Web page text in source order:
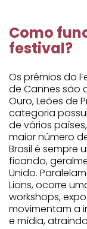
Como
festival?
Os prêmios do
de Cannes são
Ouro, Leões de
categoria
de vários
maior número
Brasil é sempre
ficando,
Unido.
Lions, ocorre
workshops,
movimentam a
e mídia,